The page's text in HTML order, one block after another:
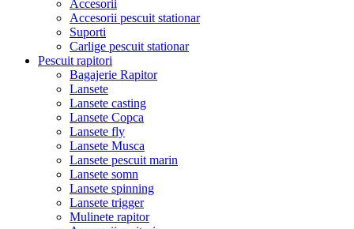
Accesorii
Accesorii pescuit stationar
Suporti
Carlige pescuit stationar
Pescuit rapitori
Bagajerie Rapitor
Lansete
Lansete casting
Lansete Copca
Lansete fly
Lansete Musca
Lansete pescuit marin
Lansete somn
Lansete spinning
Lansete trigger
Mulinete rapitor